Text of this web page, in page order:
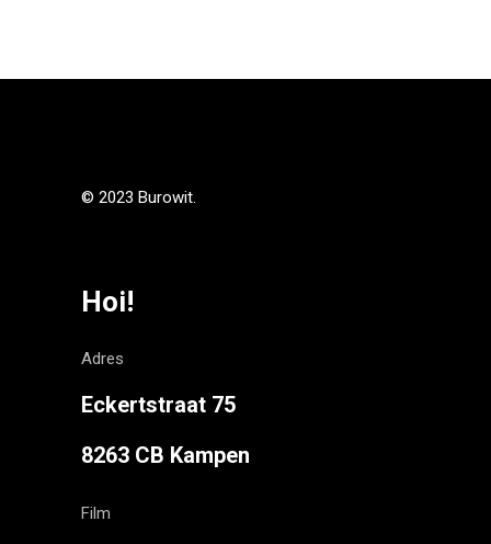
© 2023 Burowit.
Hoi!
Adres
Eckertstraat 75
8263 CB Kampen
Film